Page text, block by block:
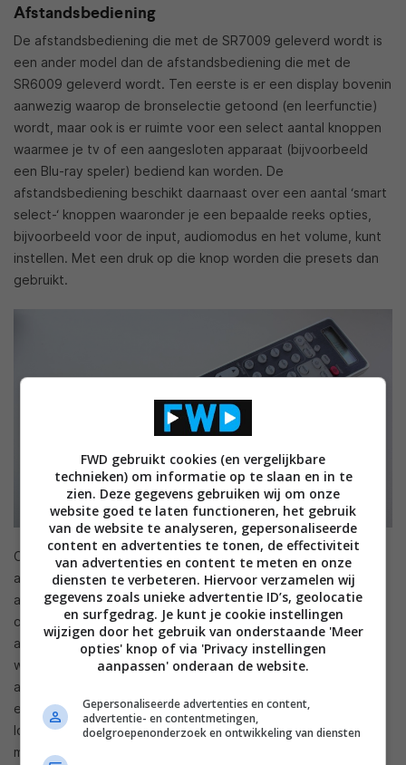
Afstandsbediening
De afstandsbediening die met de SR7009 geleverd wordt is
een ander model dan de afstandsbediening die met de
SR6009 geleverd wordt. Ten eerste is er een display bovenin
aanwezig waarop de bronselectie getoond (en leerfunctie)
wordt, maar ook is er ruimte voor een select aantal knoppen
waarmee je tv of een aangesloten apparaat (bijvoorbeeld
een Blu-ray speler) bediend kan worden. De
afstandsbediening beschikt daarnaast over een aantal ‘smart
select-‘ knoppen waaronder je een bepaalde reeks opties,
bijvoorbeeld voor de input, audiomodus en het volume, kunt
instellen. Met een druk op die knop worden die presets dan
gebruikt.
Ook kan de accessoire leren van een andere
afstandsbedieningen en kun je middels codes functies van
andere apparaten, bijvoorbeeld een tv of mediaspeler,
overnemen. De afstandsbediening beschikt over een knop
aan de zijkant waarmee een subtiel backlight geactiveerd
wordt en je dus ook in het donker je receiver en aangesloten
apparaten kunt bedienen. De accessoire ziet er op het
eerste gewicht wat druk uit maar alle knoppen zijn op een
logische positie geplaatst waardoor je snel weet waar je
moet zijn. Ook ligt de afstandsbediening fijn in de hand.
FWD gebruikt cookies (en vergelijkbare
technieken) om informatie op te slaan en in te
zien. Deze gegevens gebruiken wij om onze
website goed te laten functioneren, het gebruik
van de website te analyseren, gepersonaliseerde
content en advertenties te tonen, de effectiviteit
van advertenties en content te meten en onze
diensten te verbeteren. Hiervoor verzamelen wij
gegevens zoals unieke advertentie ID’s, geolocatie
en surfgedrag. Je kunt je cookie instellingen
wijzigen door het gebruik van onderstaande 'Meer
opties' knop of via 'Privacy instellingen
aanpassen' onderaan de website.
Gepersonaliseerde advertenties en content,
advertentie- en contentmetingen,
doelgroepenonderzoek en ontwikkeling van diensten